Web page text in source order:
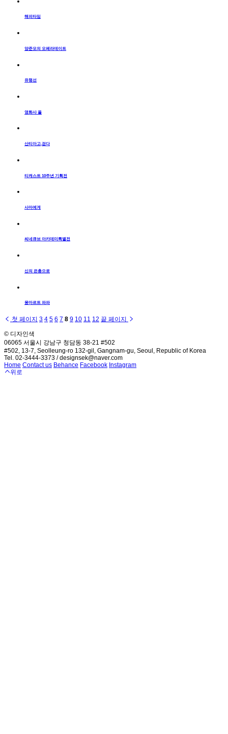
해피타임
양준모의 오페라데이트
유령선
영화사 올
산티아고,걷다
티캐스트 10주년 기획전
사마에게
씨네큐브 아카데미특별전
신의 은총으로
몽마르트 파파
첫 페이지 3 4 5 6 7 8 9 10 11 12 끝 페이지
© 디자인색
06065 서울시 강남구 청담동 38-21 #502
#502, 13-7, Seolleung-ro 132-gil, Gangnam-gu, Seoul, Republic of Korea
Tel. 02-3444-3373 / designsek@naver.com
Home Contact us Behance Facebook Instagram
위로